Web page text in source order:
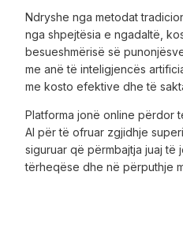
Ndryshe nga metodat
nga shpejtësia e ngadaltë,
besueshmërisë së
me anë të inteligjencës
me kosto efektive dhe të
Platforma jonë online përdor
AI për të ofruar zgjidhje
siguruar që përmbajtja juaj të
tërheqëse dhe në përputhje